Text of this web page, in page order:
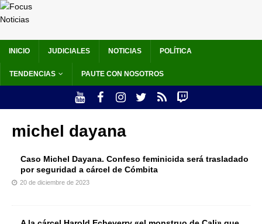
INICIO JUDICIALES NOTICIAS POLÍTICA
TENDENCIAS PAUTE CON NOSOTROS
michel dayana
Caso Michel Dayana. Confeso feminicida será trasladado
por seguridad a cárcel de Cómbita
20 de diciembre de 2023